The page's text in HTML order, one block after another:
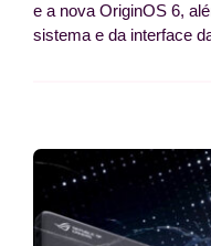
e a nova OriginOS 6,
sistema e da interface